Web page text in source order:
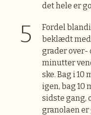
det hele er
Fordel
beklædt med
grader over-
minutter
ske. Bag i 10
igen, bag 10
sidste gang,
granolaen er